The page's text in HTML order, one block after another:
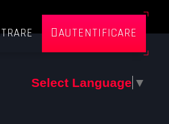
AUTENTIFICARE
Select Language ▼